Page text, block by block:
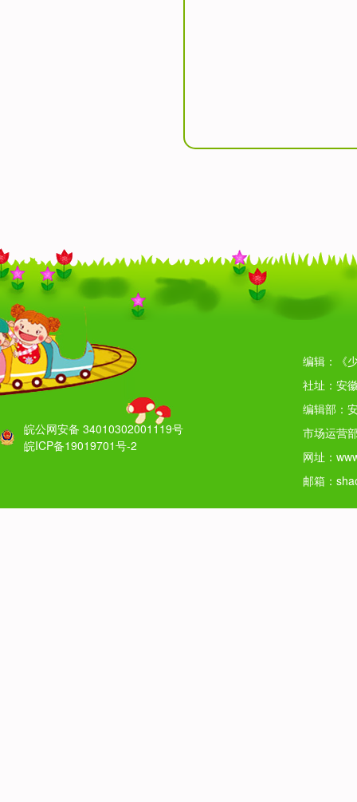
皖公网安备 34010302001119号
皖ICP备19019701号-2
编辑：《
社址：安
编辑部：
市场运营
网址：
邮箱：